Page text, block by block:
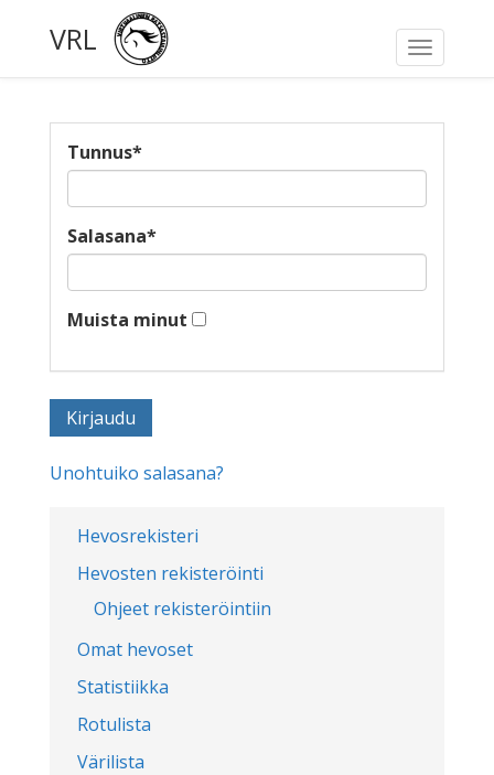
Toggle
VRL
Hevosrekisteri
Hevosten rekisteröinti
Ohjeet rekisteröintiin
Omat hevoset
Statistiikka
Rotulista
Värilista
Tunnus*
Salasana*
Muista minut
Unohtuiko salasana?